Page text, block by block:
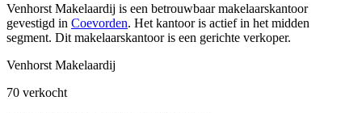
Venhorst Makelaardij is een betrouwbaar makelaarskantoor
gevestigd in Coevorden. Het kantoor is actief in het midden
segment. Dit makelaarskantoor is een gerichte verkoper.
Venhorst Makelaardij
70 verkocht